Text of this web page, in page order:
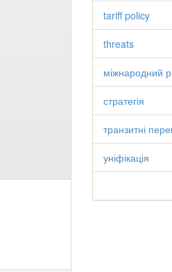
tariff policy
threats
міжнародний
стратегія
транзитні
уніфікація